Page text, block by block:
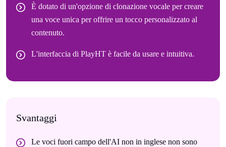
È dotato di un'opzione di clonazione vocale per creare
una voce unica per offrire un tocco personalizzato al
contenuto.
L'interfaccia di PlayHT è facile da usare e intuitiva.
Svantaggi
Le voci fuori campo dell'AI non in inglese non sono